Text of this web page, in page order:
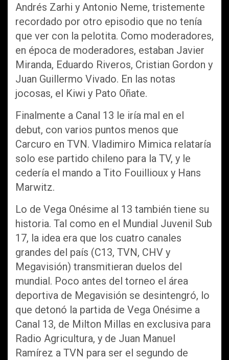
Andrés Zarhi y Antonio Neme, tristemente
recordado por otro episodio que no tenía
que ver con la pelotita. Como moderadores,
en época de moderadores, estaban Javier
Miranda, Eduardo Riveros, Cristian Gordon y
Juan Guillermo Vivado. En las notas
jocosas, el Kiwi y Pato Oñate.
Finalmente a Canal 13 le iría mal en el
debut, con varios puntos menos que
Carcuro en TVN. Vladimiro Mimica relataría
solo ese partido chileno para la TV, y le
cedería el mando a Tito Fouillioux y Hans
Marwitz.
Lo de Vega Onésime al 13 también tiene su
historia. Tal como en el Mundial Juvenil Sub
17, la idea era que los cuatro canales
grandes del país (C13, TVN, CHV y
Megavisión) transmitieran duelos del
mundial. Poco antes del torneo el área
deportiva de Megavisión se desintengró, lo
que detonó la partida de Vega Onésime a
Canal 13, de Milton Millas en exclusiva para
Radio Agricultura, y de Juan Manuel
Ramírez a TVN para ser el segundo de